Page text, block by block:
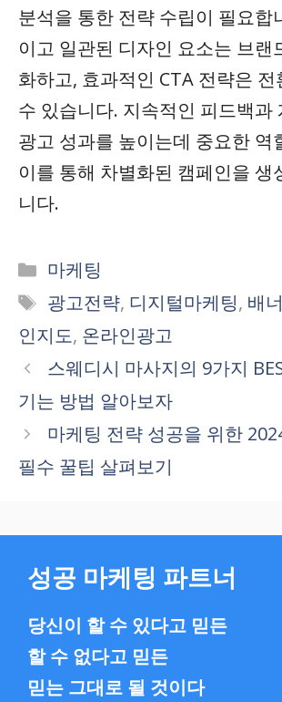
분석을 통한 전략 수립이 필요합
이고 일관된 디자인 요소는 브랜
화하고, 효과적인 CTA 전략은 전
수 있습니다. 지속적인 피드백과
광고 성과를 높이는데 중요한 역
이를 통해 차별화된 캠페인을 생
니다.
Categories
마케팅
Tags
광고전략, 디지털마케팅, 배
인지도, 온라인광고
스웨디시 마사지의 9가지
기는 방법 알아보자
마케팅 전략 성공을 위한
필수 꿀팁 살펴보기
성공 마케팅 파트너
당신이 할 수 있다고 믿든
할 수 없다고 믿든
믿는 그대로 될 것이다